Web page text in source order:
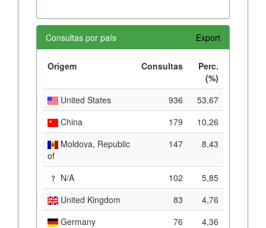
Consultas por país Export
Origem Consultas
Perc.
(%)
United States
936
53,67
China
179
10,26
Moldova, Republic
of
147 8,43
N/A 102
5,85
United Kingdom
83
4,76
Germany
76
4,36